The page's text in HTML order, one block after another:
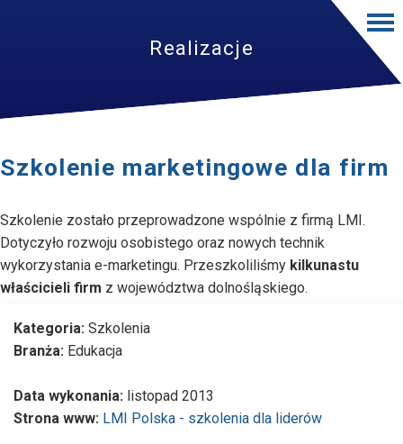
Realizacje
Szkolenie marketingowe dla firm
Szkolenie zostało przeprowadzone wspólnie z firmą LMI.
Dotyczyło rozwoju osobistego oraz nowych technik
wykorzystania e-marketingu. Przeszkoliliśmy kilkunastu
właścicieli firm z województwa dolnośląskiego.
Kategoria: Szkolenia
Branża: Edukacja
Data wykonania: listopad 2013
Strona www: LMI Polska - szkolenia dla liderów